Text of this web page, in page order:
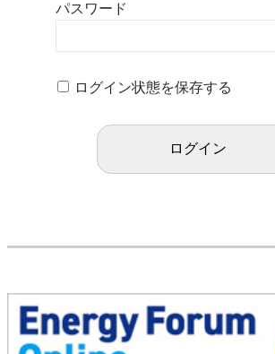
パスワード
ログイン状態を保存する